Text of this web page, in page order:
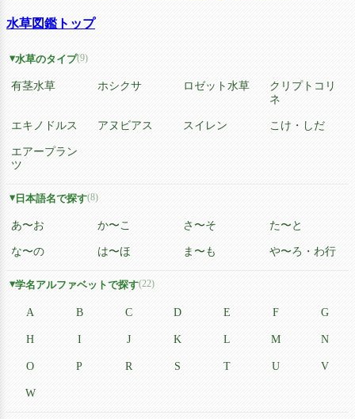
水草図鑑トップ
水草のタイプ(9)
有茎水草 ホシクサ ロゼット水草
クリプトコリ
ネ
エキノドルス アヌビアス スイレン こけ・しだ
エアープラン
ツ
日本語名で探す(8)
あ〜お か〜こ さ〜そ た〜と
な〜の は〜ほ ま〜も や〜ろ・わ行
学名アルファベットで探す(22)
A B C D E F G
H I J K L M N
O P R S T U V
W